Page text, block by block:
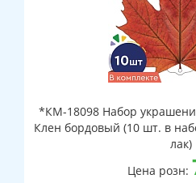
*КМ-18098 Набор
Клен бордовый (10 шт. в
лак)
Цена розн: